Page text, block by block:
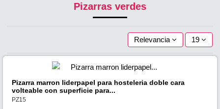
Pizarras verdes
Relevancia 19
Pizarra marron liderpapel para hosteleria doble cara
volteable con superficie para...
PZ15